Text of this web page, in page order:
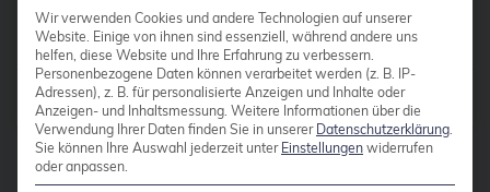
Automatisierung
Automatisierung
AWS
Azure
backup
Beiträge vonMichael Sprengel
Wir verwenden Cookies und andere Technologien auf unserer
Website. Einige von ihnen sind essenziell, während andere uns
helfen, diese Website und Ihre Erfahrung zu verbessern.
Personenbezogene Daten können verarbeitet werden (z. B. IP-
Adressen), z. B. für personalisierte Anzeigen und Inhalte oder
Anzeigen- und Inhaltsmessung. Weitere Informationen über die
Verwendung Ihrer Daten finden Sie in unserer Datenschutzerklärung
Sie können Ihre Auswahl jederzeit unter Einstellungen widerrufen
oder anpassen.